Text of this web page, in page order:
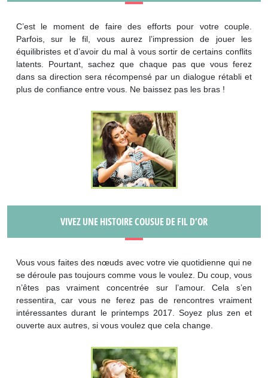
C’est le moment de faire des efforts pour votre couple.
Parfois, sur le fil, vous aurez l’impression de jouer les
équilibristes et d’avoir du mal à vous sortir de certains conflits
latents. Pourtant, sachez que chaque pas que vous ferez
dans sa direction sera récompensé par un dialogue rétabli et
plus de confiance entre vous. Ne baissez pas les bras !
VIVEZ UNE HISTOIRE COUSUE DE FIL D’OR
Vous vous faites des nœuds avec votre vie quotidienne qui ne
se déroule pas toujours comme vous le voulez. Du coup, vous
n’êtes pas vraiment concentrée sur l’amour. Cela s’en
ressentira, car vous ne ferez pas de rencontres vraiment
intéressantes durant le printemps 2017. Soyez plus zen et
ouverte aux autres, si vous voulez que cela change.